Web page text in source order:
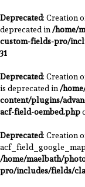
Deprecated: Creation
deprecated in/home/
custom-fields-pro/
31
Deprecated: Creation
is deprecated in/
content/plugins/
acf-field-oembed.php
Deprecated: Creation
/home/maelbath/
pro/includes/fields/